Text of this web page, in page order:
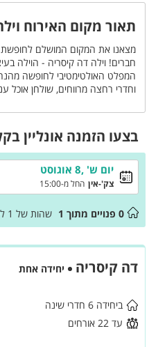
תאור מקום האירוח
מצאנו את המקום המושלם
חברים! וילה דה קיסריה - הוילה
וחדרי רחצה מרווחים, שולחן אוכל
וסאונה, ושולחן סנוקר (מושלם
בצעו הזמנה אונליין
יום ש' ,8 אוגוסט
צק'-אין החל מ-15:00
0 פנויים מתוך 1 שהות של 1
דה קיסריה יחידה אחת
ביחידה 6 חדרי שינה
עד 22 אורחים